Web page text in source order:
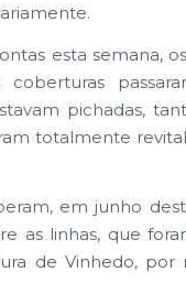
esta semana,
pichadas,
totalmente
em junho
as linhas, que
de Vinhedo, por